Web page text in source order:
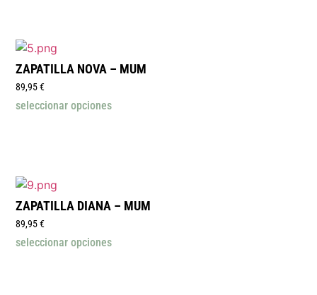
ZAPATILLA NOVA – MUM
89,95€
seleccionar opciones
ZAPATILLA DIANA – MUM
89,95€
seleccionar opciones